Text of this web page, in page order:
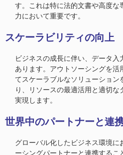
す。これは特に法的文書や高度な
力において重要です。
スケーラビリティの向上
ビジネスの成長に伴い、データ
あります。アウトソーシングを活
てスケーラブルなソリューション
り、リソースの最適活用と適切
実現します。
世界中のパートナーと連
グローバル化したビジネス環境に
ーシングパートナーと連携するこ